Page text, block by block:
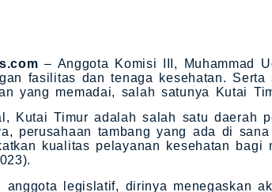
– Anggota Komisi III, Muhammad
fasilitas dan tenaga kesehatan.
yang memadai, salah satunya Kutai
Kutai Timur adalah salah satu daerah
perusahaan tambang yang ada di
kualitas pelayanan kesehatan bagi
anggota legislatif, dirinya menegaskan